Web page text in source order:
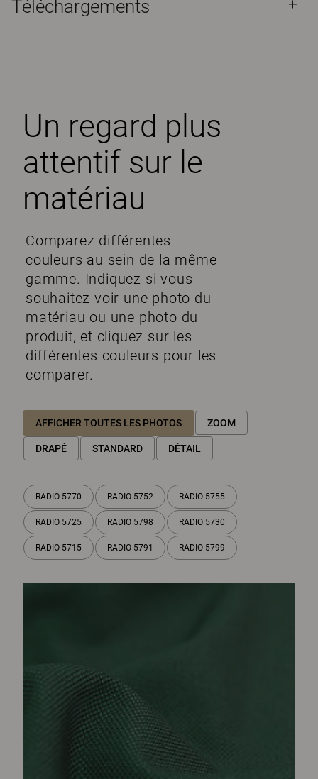
Téléchargements
Un regard plus
attentif sur le
matériau
Comparez différentes
couleurs au sein de la même
gamme. Indiquez si vous
souhaitez voir une photo du
matériau ou une photo du
produit, et cliquez sur les
différentes couleurs pour les
comparer.
AFFICHER TOUTES LES PHOTOS ZOOM
DRAPÉ STANDARD DÉTAIL
RADIO 5770 RADIO 5752 RADIO 5755
RADIO 5725 RADIO 5798 RADIO 5730
RADIO 5715 RADIO 5791 RADIO 5799